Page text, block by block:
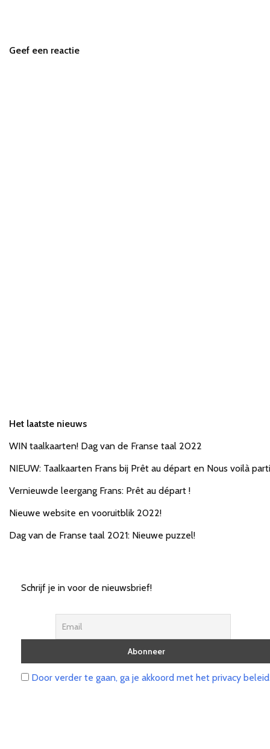
Geef een reactie
Het laatste nieuws
WIN taalkaarten! Dag van de Franse taal 2022
NIEUW: Taalkaarten Frans bij Prêt au départ en Nous voilà
Vernieuwde leergang Frans: Prêt au départ !
Nieuwe website en vooruitblik 2022!
Dag van de Franse taal 2021: Nieuwe puzzel!
Schrijf je in voor de nieuwsbrief!
Door verder te gaan, ga je akkoord met het privacy